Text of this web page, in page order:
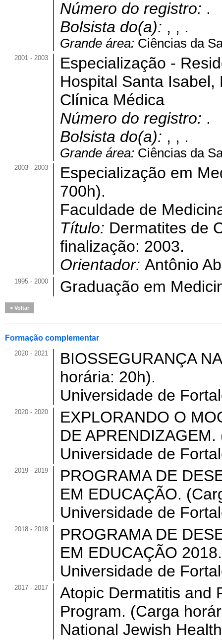
Número do registro: .
Bolsista do(a): , , .
Grande área: Ciências da
2001 - 2003
Especialização -
Hospital Santa
Clínica Médica
Número do registro: .
Bolsista do(a): , , .
Grande área: Ciências da
2003 - 2003
Especialização em
700h).
Faculdade de
Título: Dermatites de
finalização: 2003.
Orientador: Antônio
1995 - 2000 Graduação em
Voltar
Formação complementar
2020 - 2021
BIOSSEGURANÇA
horária: 20h).
Universidade de
2020 - 2020
EXPLORANDO O
DE
Universidade de
2019 - 2019
PROGRAMA DE
EM EDUCAÇÃO.
Universidade de
2018 - 2018
PROGRAMA DE
EM EDUCAÇÃO
Universidade de
2017 - 2017
Atopic Dermatitis and
Program. (Carga
National Jewish